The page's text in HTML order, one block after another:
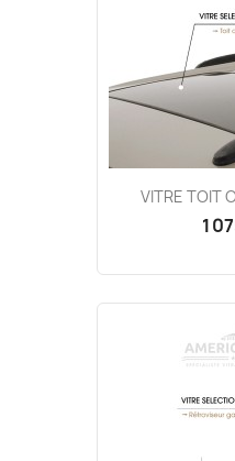
VITRE TOIT
1